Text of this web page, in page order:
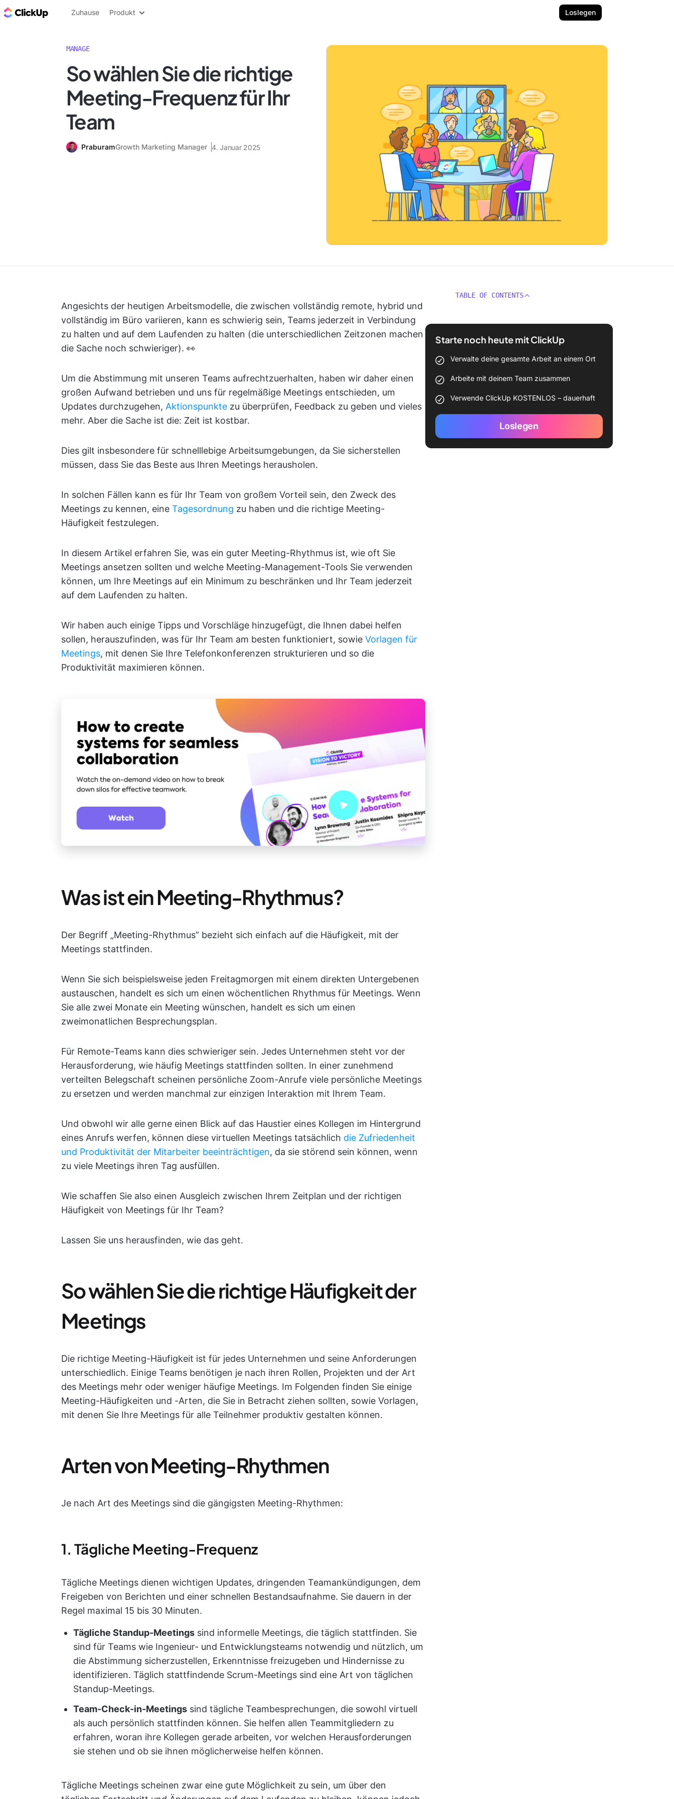
ClickUp Blog
Zuhause Produkt Loslegen
MANAGE
So wählen Sie die richtige
Meeting-Frequenz für Ihr
Team
PraburamGrowth Marketing Manager 4. Januar 2025
Angesichts der heutigen Arbeitsmodelle, die zwischen vollständig remote, hybrid und
vollständig im Büro variieren, kann es schwierig sein, Teams jederzeit in Verbindung
zu halten und auf dem Laufenden zu halten (die unterschiedlichen Zeitzonen machen
die Sache noch schwieriger). 👀
Um die Abstimmung mit unseren Teams aufrechtzuerhalten, haben wir daher einen
großen Aufwand betrieben und uns für regelmäßige Meetings entschieden, um
Updates durchzugehen, Aktionspunkte zu überprüfen, Feedback zu geben und vieles
mehr. Aber die Sache ist die: Zeit ist kostbar.
Dies gilt insbesondere für schnelllebige Arbeitsumgebungen, da Sie sicherstellen
müssen, dass Sie das Beste aus Ihren Meetings herausholen.
In solchen Fällen kann es für Ihr Team von großem Vorteil sein, den Zweck des
Meetings zu kennen, eine Tagesordnung zu haben und die richtige Meeting-
Häufigkeit festzulegen.
In diesem Artikel erfahren Sie, was ein guter Meeting-Rhythmus ist, wie oft Sie
Meetings ansetzen sollten und welche Meeting-Management-Tools Sie verwenden
können, um Ihre Meetings auf ein Minimum zu beschränken und Ihr Team jederzeit
auf dem Laufenden zu halten.
Wir haben auch einige Tipps und Vorschläge hinzugefügt, die Ihnen dabei helfen
sollen, herauszufinden, was für Ihr Team am besten funktioniert, sowie Vorlagen für
Meetings, mit denen Sie Ihre Telefonkonferenzen strukturieren und so die
Produktivität maximieren können.
Was ist ein Meeting-Rhythmus?
Der Begriff „Meeting-Rhythmus” bezieht sich einfach auf die Häufigkeit, mit der
Meetings stattfinden.
Wenn Sie sich beispielsweise jeden Freitagmorgen mit einem direkten Untergebenen
austauschen, handelt es sich um einen wöchentlichen Rhythmus für Meetings. Wenn
Sie alle zwei Monate ein Meeting wünschen, handelt es sich um einen
zweimonatlichen Besprechungsplan.
Für Remote-Teams kann dies schwieriger sein. Jedes Unternehmen steht vor der
Herausforderung, wie häufig Meetings stattfinden sollten. In einer zunehmend
verteilten Belegschaft scheinen persönliche Zoom-Anrufe viele persönliche Meetings
zu ersetzen und werden manchmal zur einzigen Interaktion mit Ihrem Team.
Und obwohl wir alle gerne einen Blick auf das Haustier eines Kollegen im Hintergrund
eines Anrufs werfen, können diese virtuellen Meetings tatsächlich die Zufriedenheit
und Produktivität der Mitarbeiter beeinträchtigen, da sie störend sein können, wenn
zu viele Meetings ihren Tag ausfüllen.
Wie schaffen Sie also einen Ausgleich zwischen Ihrem Zeitplan und der richtigen
Häufigkeit von Meetings für Ihr Team?
Lassen Sie uns herausfinden, wie das geht.
So wählen Sie die richtige Häufigkeit der
Meetings
Die richtige Meeting-Häufigkeit ist für jedes Unternehmen und seine Anforderungen
unterschiedlich. Einige Teams benötigen je nach ihren Rollen, Projekten und der Art
des Meetings mehr oder weniger häufige Meetings. Im Folgenden finden Sie einige
Meeting-Häufigkeiten und -Arten, die Sie in Betracht ziehen sollten, sowie Vorlagen,
mit denen Sie Ihre Meetings für alle Teilnehmer produktiv gestalten können.
Arten von Meeting-Rhythmen
Je nach Art des Meetings sind die gängigsten Meeting-Rhythmen:
1. Tägliche Meeting-Frequenz
Tägliche Meetings dienen wichtigen Updates, dringenden Teamankündigungen, dem
Freigeben von Berichten und einer schnellen Bestandsaufnahme. Sie dauern in der
Regel maximal 15 bis 30 Minuten.
Tägliche Standup-Meetings sind informelle Meetings, die täglich stattfinden. Sie
sind für Teams wie Ingenieur- und Entwicklungsteams notwendig und nützlich, um
die Abstimmung sicherzustellen, Erkenntnisse freizugeben und Hindernisse zu
identifizieren. Täglich stattfindende Scrum-Meetings sind eine Art von täglichen
Standup-Meetings.
Team-Check-in-Meetings sind tägliche Teambesprechungen, die sowohl virtuell
als auch persönlich stattfinden können. Sie helfen allen Teammitgliedern zu
erfahren, woran ihre Kollegen gerade arbeiten, vor welchen Herausforderungen
sie stehen und ob sie ihnen möglicherweise helfen können.
Tägliche Meetings scheinen zwar eine gute Möglichkeit zu sein, um über den
TABLE OF CONTENTS
Starte noch heute mit ClickUp
Verwalte deine gesamte Arbeit an einem Ort
Arbeite mit deinem Team zusammen
Verwende ClickUp KOSTENLOS – dauerhaft
Loslegen